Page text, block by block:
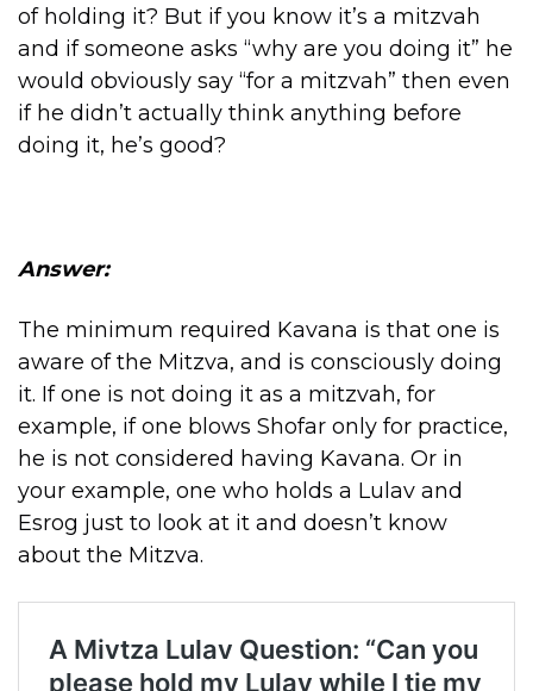
of holding it? But if you know it’s a mitzvah
and if someone asks “why are you doing it” he
would obviously say “for a mitzvah” then even
if he didn’t actually think anything before
doing it, he’s good?
Answer:
The minimum required Kavana is that one is
aware of the Mitzva, and is consciously doing
it. If one is not doing it as a mitzvah, for
example, if one blows Shofar only for practice,
he is not considered having Kavana. Or in
your example, one who holds a Lulav and
Esrog just to look at it and doesn’t know
about the Mitzva.